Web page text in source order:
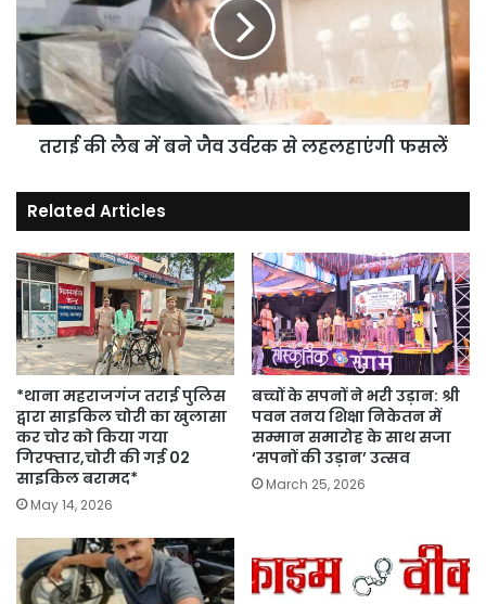
में
बने
जैव
उर्वरक
से
लहलहाएंगी
फसलेंतराई की लैब में बने जैव उर्वरक से लहलहाएंगी फसलें
Related Articles
*थाना महराजगंज तराई पुलिस
द्वारा साइकिल चोरी का खुलासा
कर चोर को किया गया
गिरफ्तार,चोरी की गई 02
साइकिल बरामद*
May 14, 2026
बच्चों के सपनों ने भरी उड़ान: श्री
पवन तनय शिक्षा निकेतन में
सम्मान समारोह के साथ सजा
‘सपनों की उड़ान’ उत्सव
March 25, 2026